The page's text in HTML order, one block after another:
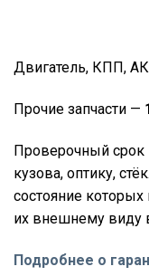
Двигатель, КПП,
Прочие запчасти —
Проверочный срок
кузова, оптику,
состояние
их внешнему виду
Подробнее о